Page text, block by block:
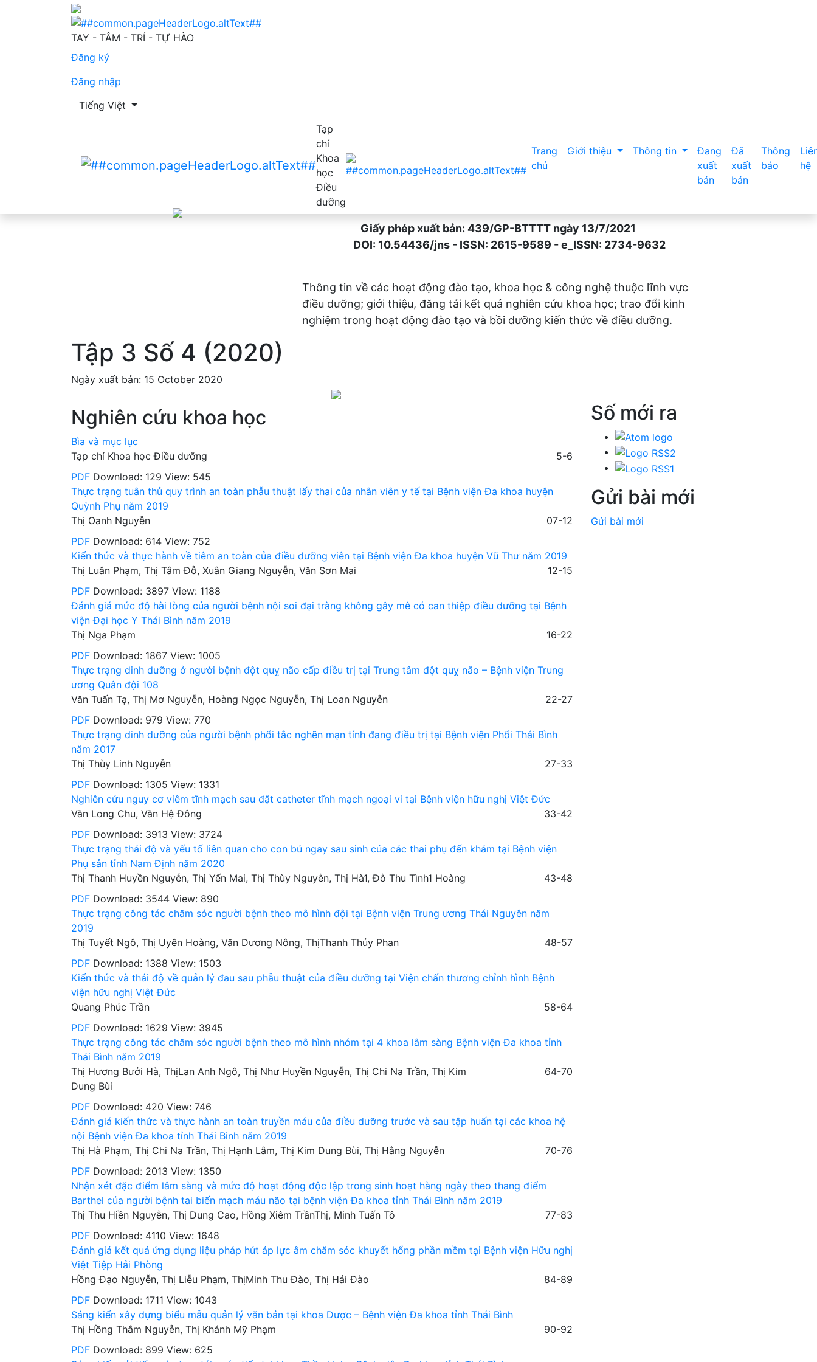
Tập 3 Số 4 (2020)
TAY - TÂM - TRÍ - TỰ HÀO
Đăng ký
Đăng nhập
Thay đổi ngôn ngữ. Ngôn ngữ hiện tại là:
Tiếng Việt
Tạp
chí
Khoa
học
Điều
dưỡng
Trang
chủ
Giới thiệu Thông tin
Đang
xuất
bản
Đã
xuất
bản
Thông
báo
hệ
Giấy phép xuất bản: 439/GP-BTTTT ngày 13/7/2021
DOI: 10.54436/jns - ISSN: 2615-9589 - e_ISSN: 2734-9632
Thông tin về các hoạt động đào tạo, khoa học & công nghệ thuộc lĩnh vực
điều dưỡng; giới thiệu, đăng tải kết quả nghiên cứu khoa học; trao đổi kinh
nghiệm trong hoạt động đào tạo và bồi dưỡng kiến thức về điều dưỡng.
Tập 3 Số 4 (2020)
Ngày xuất bản: 15 October 2020
Nghiên cứu khoa học
Bìa và mục lục
Tạp chí Khoa học Điều dưỡng
5-6
PDF Download: 129 View: 545
Thực trạng tuân thủ quy trình an toàn phẫu thuật lấy thai của nhân viên y tế tại Bệnh viện Đa khoa huyện
Quỳnh Phụ năm 2019
Thị Oanh Nguyễn
07-12
PDF Download: 614 View: 752
Kiến thức và thực hành về tiêm an toàn của điều dưỡng viên tại Bệnh viện Đa khoa huyện Vũ Thư năm 2019
Thị Luân Phạm, Thị Tâm Đỗ, Xuân Giang Nguyễn, Văn Sơn Mai
12-15
PDF Download: 3897 View: 1188
Đánh giá mức độ hài lòng của người bệnh nội soi đại tràng không gây mê có can thiệp điều dưỡng tại Bệnh
viện Đại học Y Thái Bình năm 2019
Thị Nga Phạm
16-22
PDF Download: 1867 View: 1005
Thực trạng dinh dưỡng ở người bệnh đột quỵ não cấp điều trị tại Trung tâm đột quỵ não – Bệnh viện Trung
ương Quân đội 108
Văn Tuấn Tạ, Thị Mơ Nguyễn, Hoàng Ngọc Nguyễn, Thị Loan Nguyễn
22-27
PDF Download: 979 View: 770
Thực trạng dinh dưỡng của người bệnh phổi tắc nghẽn mạn tính đang điều trị tại Bệnh viện Phổi Thái Bình
năm 2017
Thị Thùy Linh Nguyễn
27-33
PDF Download: 1305 View: 1331
Nghiên cứu nguy cơ viêm tĩnh mạch sau đặt catheter tĩnh mạch ngoại vi tại Bệnh viện hữu nghị Việt Đức
Văn Long Chu, Văn Hệ Đông
33-42
PDF Download: 3913 View: 3724
Thực trạng thái độ và yếu tố liên quan cho con bú ngay sau sinh của các thai phụ đến khám tại Bệnh viện
Phụ sản tỉnh Nam Định năm 2020
Thị Thanh Huyền Nguyễn, Thị Yến Mai, Thị Thùy Nguyễn, Thị Hà1, Đỗ Thu Tình1 Hoàng
43-48
PDF Download: 3544 View: 890
Thực trạng công tác chăm sóc người bệnh theo mô hình đội tại Bệnh viện Trung ương Thái Nguyên năm
2019
Thị Tuyết Ngô, Thị Uyên Hoàng, Văn Dương Nông, ThịThanh Thủy Phan
48-57
PDF Download: 1388 View: 1503
Kiến thức và thái độ về quản lý đau sau phẫu thuật của điều dưỡng tại Viện chấn thương chỉnh hình Bệnh
viện hữu nghị Việt Đức
Quang Phúc Trần
58-64
PDF Download: 1629 View: 3945
Thực trạng công tác chăm sóc người bệnh theo mô hình nhóm tại 4 khoa lâm sàng Bệnh viện Đa khoa tỉnh
Thái Bình năm 2019
Thị Hương Bưởi Hà, ThịLan Anh Ngô, Thị Như Huyền Nguyễn, Thị Chi Na Trần, Thị Kim
Dung Bùi
64-70
PDF Download: 420 View: 746
Đánh giá kiến thức và thực hành an toàn truyền máu của điều dưỡng trước và sau tập huấn tại các khoa hệ
nội Bệnh viện Đa khoa tỉnh Thái Bình năm 2019
Thị Hà Phạm, Thị Chi Na Trần, Thị Hạnh Lâm, Thị Kim Dung Bùi, Thị Hằng Nguyễn
70-76
PDF Download: 2013 View: 1350
Nhận xét đặc điểm lâm sàng và mức độ hoạt động độc lập trong sinh hoạt hàng ngày theo thang điểm
Barthel của người bệnh tai biến mạch máu não tại bệnh viện Đa khoa tỉnh Thái Bình năm 2019
Thị Thu Hiền Nguyễn, Thị Dung Cao, Hồng Xiêm TrầnThị, Minh Tuấn Tô
77-83
PDF Download: 4110 View: 1648
Đánh giá kết quả ứng dụng liệu pháp hút áp lực âm chăm sóc khuyết hổng phần mềm tại Bệnh viện Hữu nghị
Việt Tiệp Hải Phòng
Hồng Đạo Nguyễn, Thị Liễu Phạm, ThịMinh Thu Đào, Thị Hải Đào
84-89
PDF Download: 1711 View: 1043
Sáng kiến xây dựng biểu mẫu quản lý văn bản tại khoa Dược – Bệnh viện Đa khoa tỉnh Thái Bình
Thị Hồng Thắm Nguyễn, Thị Khánh Mỹ Phạm
90-92
PDF Download: 899 View: 625
Số mới ra
Gửi bài mới
Gửi bài mới